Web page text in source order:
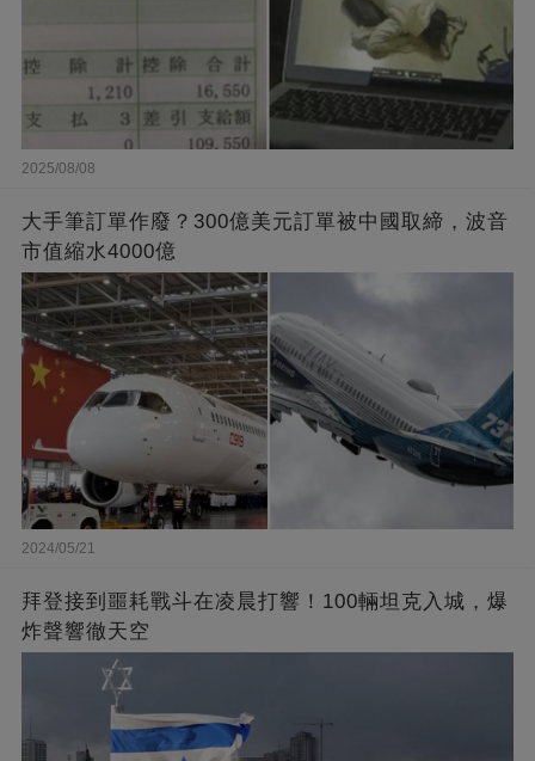
2025/08/08
大手筆訂單作廢？300億美元訂單被中國取締，波音
市值縮水4000億
2024/05/21
拜登接到噩耗戰斗在凌晨打響！100輛坦克入城，爆
炸聲響徹天空